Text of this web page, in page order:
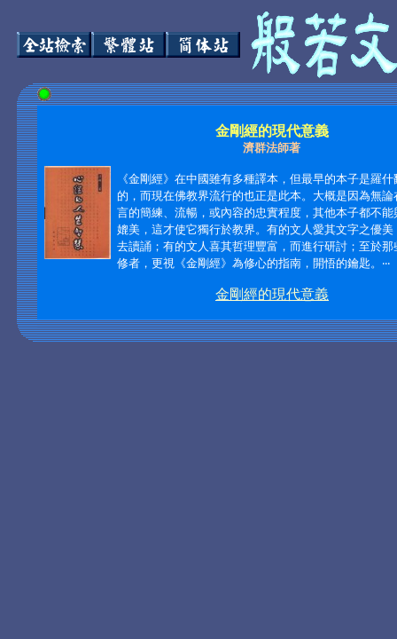
金剛經的現代意義
濟群法師著
《金剛經》在中國雖有多種譯本，但最早的本子是羅什
的，而現在佛教界流行的也正是此本。大概是因為無論
言的簡練、流暢，或內容的忠實程度，其他本子都不能
媲美，這才使它獨行於教界。有的文人愛其文字之優美
去讀誦；有的文人喜其哲理豐富，而進行研討；至於那
修者，更視《金剛經》為修心的指南，開悟的鑰匙。‧‧‧
金剛經的現代意義